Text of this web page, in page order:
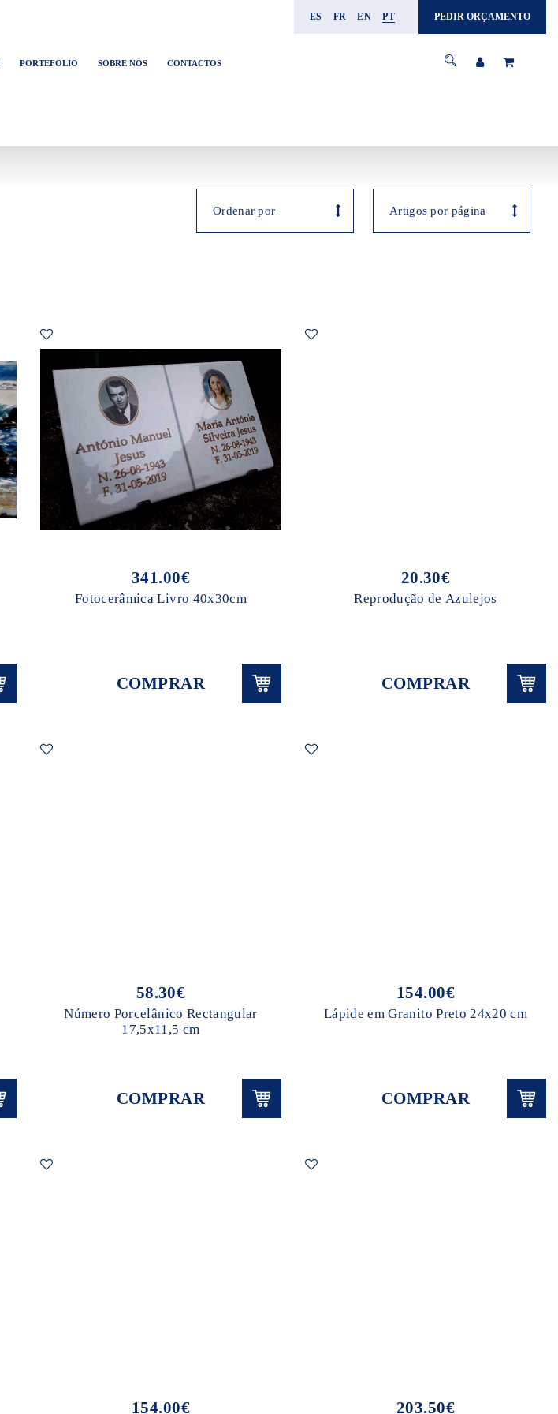
PORTEFOLIO SOBRE NÓS CONTACTOS
ES FR EN PT PEDIR ORÇAMENTO
341.00€
Fotocerâmica Livro 40x30cm
COMPRAR
20.30€
Reprodução de Azulejos
COMPRAR
58.30€
Número Porcelânico Rectangular
17,5x11,5 cm
COMPRAR
154.00€
Lápide em Granito Preto 24x20 cm
COMPRAR
154.00€ 203.50€